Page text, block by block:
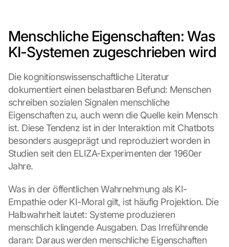
Menschliche Eigenschaften: Was
KI-Systemen zugeschrieben wird
Die kognitionswissenschaftliche Literatur
dokumentiert einen belastbaren Befund: Menschen
schreiben sozialen Signalen menschliche
Eigenschaften zu, auch wenn die Quelle kein Mensch
ist. Diese Tendenz ist in der Interaktion mit Chatbots
besonders ausgeprägt und reproduziert worden in
Studien seit den ELIZA-Experimenten der 1960er
Jahre.
Was in der öffentlichen Wahrnehmung als KI-
Empathie oder KI-Moral gilt, ist häufig Projektion. Die
Halbwahrheit lautet: Systeme produzieren
menschlich klingende Ausgaben. Das Irreführende
daran: Daraus werden menschliche Eigenschaften